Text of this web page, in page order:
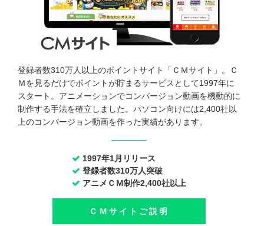
登録者数310万人以上のポイントサイト「ＣＭサイト」。Ｃ
Ｍを見るだけでポイントが貯まるサービスとして1997年に
スタート。アニメーションでコンバージョン動画を機動的に
制作する手法を確立しました。パソコン向けには2,400社以
上のコンバージョン動画を作った実績があります。
1997年1月リリース
登録者数310万人突破
アニメＣＭ制作2,400社以上
ＣＭサイトご説明